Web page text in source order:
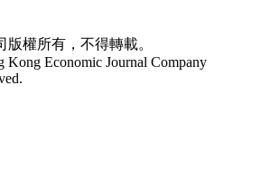
權所有，不得轉載。
Economic Journal Company